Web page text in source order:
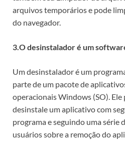
arquivos temporários e pode
do navegador.
3.O desinstalador é um
Um desinstalador é um
parte de um pacote de
operacionais Windows (SO).
desinstale um aplicativo com
programa e seguindo uma série
usuários sobre a remoção do